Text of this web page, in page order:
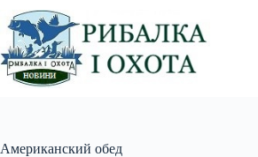
Перейти
до
вмісту
Американский обед